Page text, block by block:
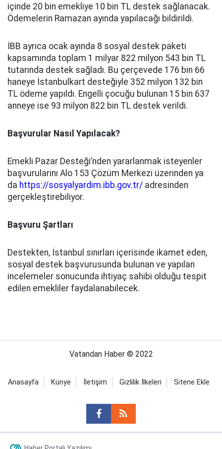
içinde 20 bin emekliye 10 bin TL destek sağlanacak.
Ödemelerin Ramazan ayında yapılacağı bildirildi.
İBB ayrıca ocak ayında 8 sosyal destek paketi
kapsamında toplam 1 milyar 822 milyon 543 bin TL
tutarında destek sağladı. Bu çerçevede 176 bin 66
haneye İstanbulkart desteğiyle 352 milyon 132 bin
TL ödeme yapıldı. Engelli çocuğu bulunan 15 bin 637
anneye ise 93 milyon 822 bin TL destek verildi.
Başvurular Nasıl Yapılacak?
Emekli Pazar Desteği’nden yararlanmak isteyenler
başvurularını Alo 153 Çözüm Merkezi üzerinden ya
da https://sosyalyardim.ibb.gov.tr/ adresinden
gerçekleştirebiliyor.
Başvuru Şartları
Destekten, İstanbul sınırları içerisinde ikamet eden,
sosyal destek başvurusunda bulunan ve yapılan
incelemeler sonucunda ihtiyaç sahibi olduğu tespit
edilen emekliler faydalanabilecek.
Vatandan Haber © 2022
Anasayfa Künye İletişim Gizlilik İlkeleri Sitene Ekle